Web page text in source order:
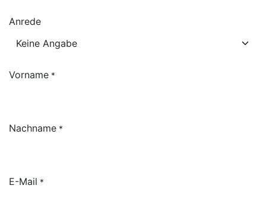
Anrede
Vorname *
Nachname *
E-Mail *